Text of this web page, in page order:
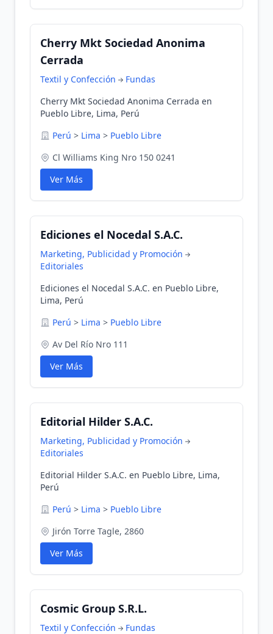
Cherry Mkt Sociedad Anonima
Cerrada
Textil y Confección
Fundas
Cherry Mkt Sociedad Anonima Cerrada en
Pueblo Libre, Lima, Perú
Perú > Lima > Pueblo Libre
Cl Williams King Nro 150 0241
Ver Más
Ediciones el Nocedal S.A.C.
Marketing, Publicidad y Promoción
Editoriales
Ediciones el Nocedal S.A.C. en Pueblo Libre,
Lima, Perú
Perú > Lima > Pueblo Libre
Av Del Río Nro 111
Ver Más
Editorial Hilder S.A.C.
Marketing, Publicidad y Promoción
Editoriales
Editorial Hilder S.A.C. en Pueblo Libre, Lima,
Perú
Perú > Lima > Pueblo Libre
Jirón Torre Tagle, 2860
Ver Más
Cosmic Group S.R.L.
Textil y Confección
Fundas